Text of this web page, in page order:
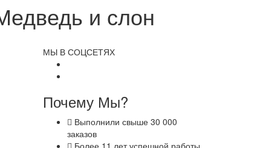
и слон
МЫ В СОЦСЕТЯХ
Почему Мы?
Выполнили свыше 30 000
заказов
Более 11 лет успешной работы